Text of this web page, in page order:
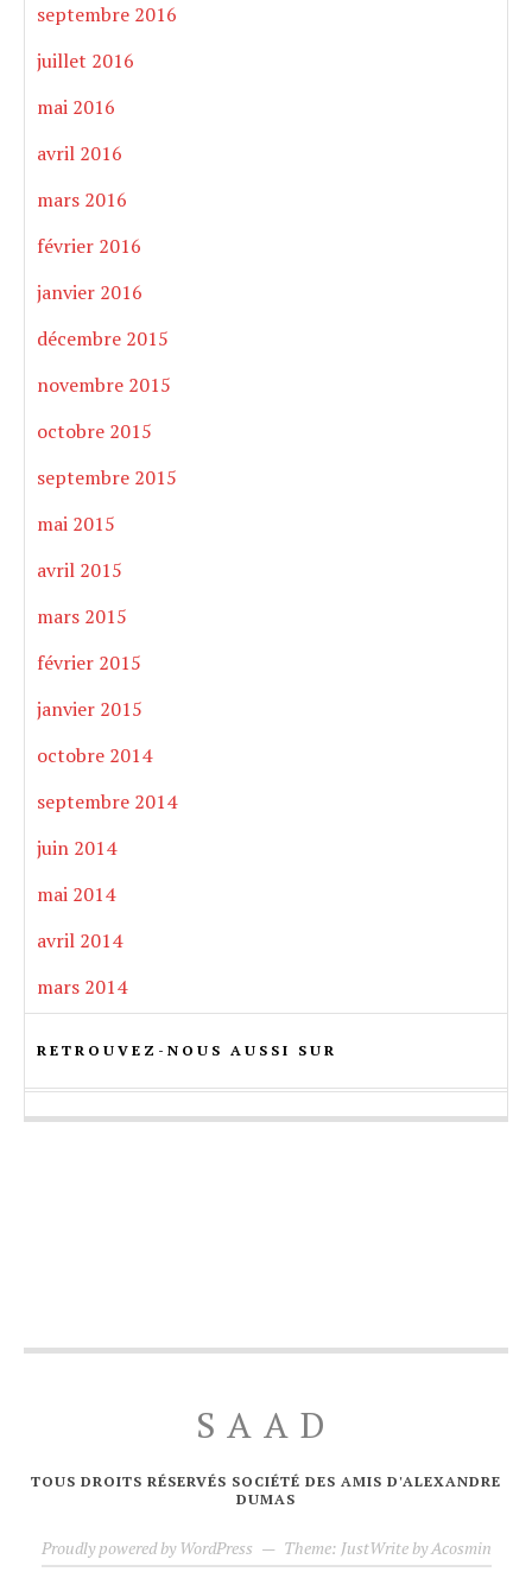
septembre 2016
juillet 2016
mai 2016
avril 2016
mars 2016
février 2016
janvier 2016
décembre 2015
novembre 2015
octobre 2015
septembre 2015
mai 2015
avril 2015
mars 2015
février 2015
janvier 2015
octobre 2014
septembre 2014
juin 2014
mai 2014
avril 2014
mars 2014
RETROUVEZ-NOUS AUSSI SUR
SAAD
TOUS DROITS RÉSERVÉS SOCIÉTÉ DES AMIS D'ALEXANDRE
DUMAS
Proudly powered by WordPress — Theme: JustWrite byAcosmin